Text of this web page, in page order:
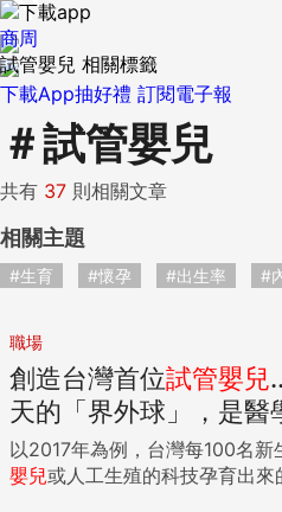
下載App抽好禮 訂閱電子報
商周
試管嬰兒 相關標籤
＃試管嬰兒
共有 37 則相關文章
相關主題
#生育 #懷孕 #出生率 #
職場
創造台灣首位試管嬰兒
天的「界外球」，是醫
以2017年為例，台灣每100名新
嬰兒或人工生殖的科技孕育出來